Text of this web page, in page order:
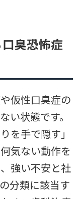
臭恐怖症
仮性口臭症の
い状態です。
を手で隠す」
気ない動作を
強い不安と社
分類に該当す